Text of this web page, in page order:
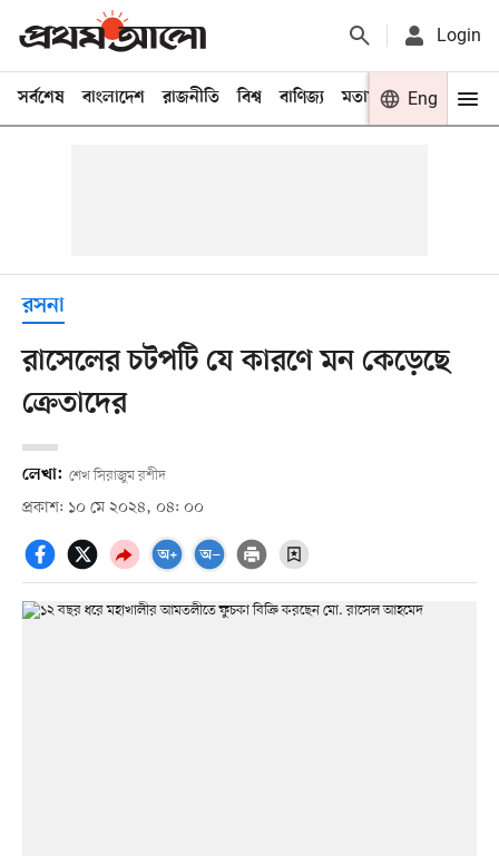
Login
সর্বশেষ বাংলাদেশ রাজনীতি বিশ্ব বাণিজ্য মতামত খেলা
Eng
রসনা
রাসেলের চটপটি যে কারণে মন কেড়েছে
ক্রেতাদের
লেখা: শেখ সিরাজুম রশীদ
প্রকাশ: ১০ মে ২০২৪, ০৪: ০০